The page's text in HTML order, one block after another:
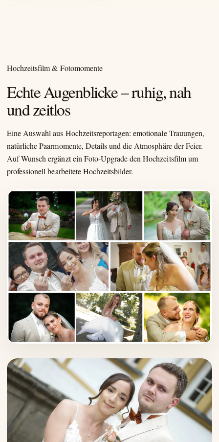
Hochzeitsfilm & Fotomomente
Echte Augenblicke – ruhig, nah
und zeitlos
Eine Auswahl aus Hochzeitsreportagen: emotionale Trauungen,
natürliche Paarmomente, Details und die Atmosphäre der Feier.
Auf Wunsch ergänzt ein Foto-Upgrade den Hochzeitsfilm um
professionell bearbeitete Hochzeitsbilder.